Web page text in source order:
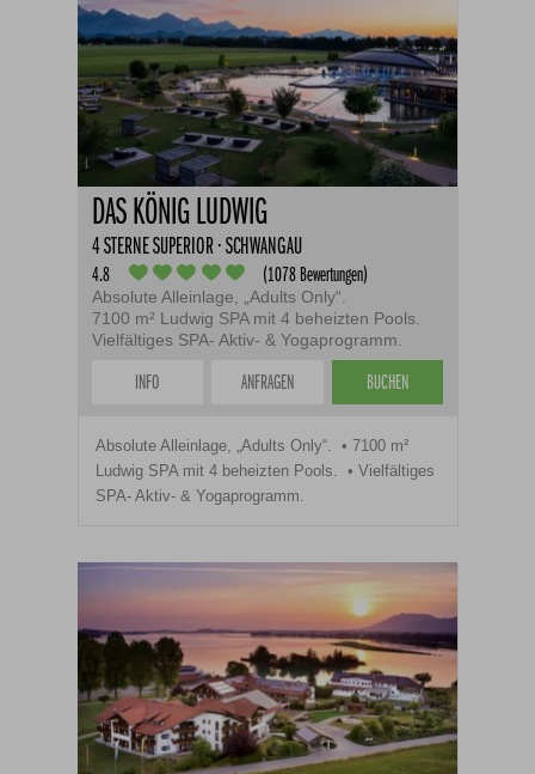
DAS KÖNIG LUDWIG
4 STERNE SUPERIOR · SCHWANGAU
4.8 (1078 Bewertungen)
Absolute Alleinlage, „Adults Only“.
7100 m² Ludwig SPA mit 4 beheizten Pools.
Vielfältiges SPA- Aktiv- & Yogaprogramm.
INFO ANFRAGEN BUCHEN
Absolute Alleinlage, „Adults Only“.
7100 m²
Ludwig SPA mit 4 beheizten Pools.
Vielfältiges
SPA- Aktiv- & Yogaprogramm.